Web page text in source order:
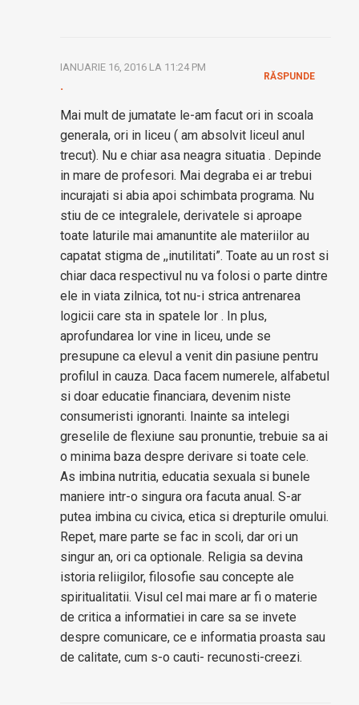
.
IANUARIE 16, 2016 LA 11:24 PM
Mai mult de jumatate le-am facut ori in scoala
generala, ori in liceu ( am absolvit liceul anul
trecut). Nu e chiar asa neagra situatia . Depinde
in mare de profesori. Mai degraba ei ar trebui
incurajati si abia apoi schimbata programa. Nu
stiu de ce integralele, derivatele si aproape
toate laturile mai amanuntite ale materiilor au
capatat stigma de ,,inutilitati”. Toate au un rost si
chiar daca respectivul nu va folosi o parte dintre
ele in viata zilnica, tot nu-i strica antrenarea
logicii care sta in spatele lor . In plus,
aprofundarea lor vine in liceu, unde se
presupune ca elevul a venit din pasiune pentru
profilul in cauza. Daca facem numerele, alfabetul
si doar educatie financiara, devenim niste
consumeristi ignoranti. Inainte sa intelegi
greselile de flexiune sau pronuntie, trebuie sa ai
o minima baza despre derivare si toate cele.
As imbina nutritia, educatia sexuala si bunele
maniere intr-o singura ora facuta anual. S-ar
putea imbina cu civica, etica si drepturile omului.
Repet, mare parte se fac in scoli, dar ori un
singur an, ori ca optionale. Religia sa devina
istoria reliigilor, filosofie sau concepte ale
spiritualitatii. Visul cel mai mare ar fi o materie
de critica a informatiei in care sa se invete
despre comunicare, ce e informatia proasta sau
de calitate, cum s-o cauti- recunosti-creezi.
RĂSPUNDE